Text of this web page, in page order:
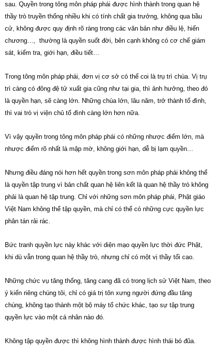
sau. Quyền trong tông môn pháp phái được hình thành trong quan hệ
thầy trò truyền thống nhiều khi có tính chất gia trưởng, không qua bầu
cử, không được quy định rõ ràng trong các văn bản như điều lệ, hiến
chương…, thường là quyền suốt đời, bên cạnh không có cơ chế giám
sát, kiểm tra, giới hạn, điều tiết…
Trong tông môn pháp phái, đơn vị cơ sở có thể coi là trụ trì chùa. Vị trụ
trì càng có đông đệ tử xuất gia cũng như tại gia, thì ảnh hưởng, theo đó
là quyền hạn, sẽ càng lớn. Những chùa lớn, lâu năm, trở thành tổ đình,
thì vai trò vị viện chủ tổ đình càng lớn hơn nữa.
Vì vậy quyền trong tông môn pháp phái có những nhược điểm lớn, mà
nhược điểm rõ nhất là mập mờ, không giới hạn, dễ bị lạm quyền…
Nhưng điều đáng nói hơn hết quyền trong sơn môn pháp phái không thể
là quyền tập trung vì bản chất quan hệ liên kết là quan hệ thầy trò không
phải là quan hệ tập trung. Chỉ với những sơn môn pháp phái, Phật giáo
Việt Nam không thể tập quyền, mà chỉ có thể có những cực quyền lực
phân tán rải rác.
Bức tranh quyền lực này khác với diện mạo quyền lực thời đức Phật,
khi dù vẫn trong quan hệ thầy trò, nhưng chỉ có một vị thầy tối cao.
Những chức vụ tăng thống, tăng cang đã có trong lịch sử Việt Nam, theo
ý kiến riêng chúng tôi, chỉ có giá trị tôn xưng người đứng đầu tăng
chúng, không tạo thành một bộ máy tổ chức khác, tạo sự tập trung
quyền lực vào một cá nhân nào đó.
Không tập quyền được thì không hình thành được hình thái bó đũa.